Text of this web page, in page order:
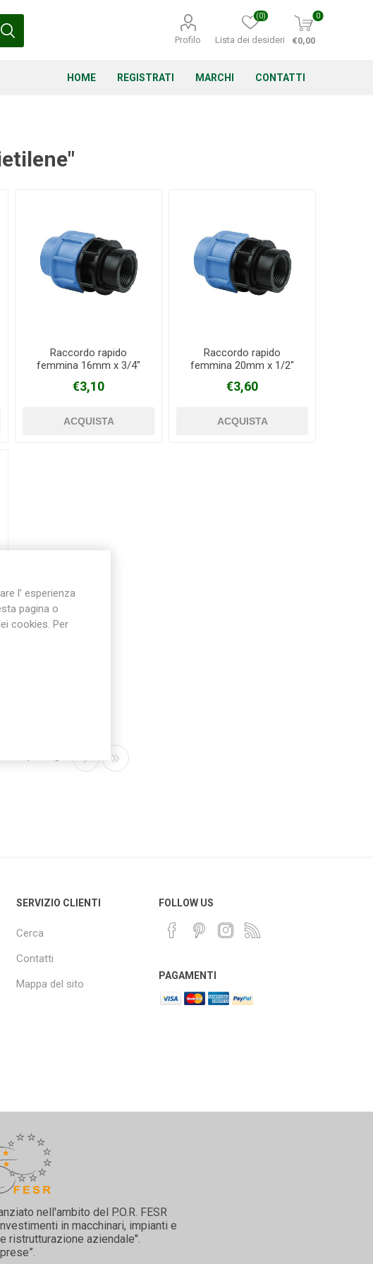
Profilo Lista dei desideri
(0) 0
€0,00
HOME REGISTRATI MARCHI
Hozelock Irritrol Irritec Lacogreen
Silky Stocker Toro
CONTATTI
Raccordo rapido
femmina 16mm x 3/4"
€3,10
Raccordo rapido
femmina 20mm x 1/2"
€3,60
4 5
SERVIZIO CLIENTI
Cerca
Contatti
Mappa del sito
FOLLOW US
PAGAMENTI
nell'ambito del P.O.R. FESR
in macchinari, impianti e
ristrutturazione aziendale".
l’ esperienza
pagina o
cookies. Per